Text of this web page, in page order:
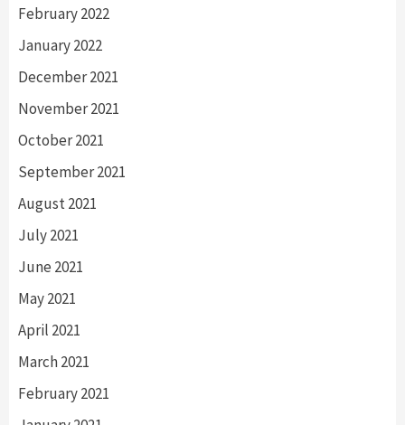
February 2022
January 2022
December 2021
November 2021
October 2021
September 2021
August 2021
July 2021
June 2021
May 2021
April 2021
March 2021
February 2021